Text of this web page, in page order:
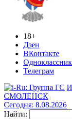
18+
Дзен
ВКонтакте
Телеграм
СМОЛЕНСК
Сегодня: 8.08.2026
Найти: